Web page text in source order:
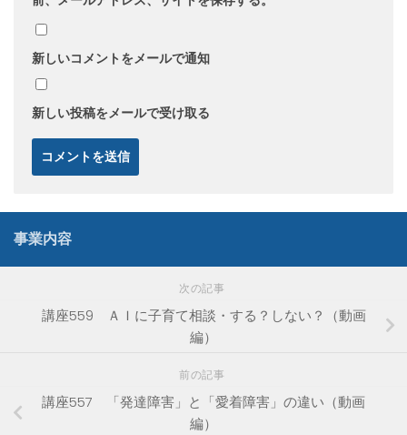
新しいコメントをメールで通知
新しい投稿をメールで受け取る
事業内容
次の記事
講座559 ＡＩに子育て相談・する？しない？（動画
編）
前の記事
講座557 「発達障害」と「愛着障害」の違い（動画
編）